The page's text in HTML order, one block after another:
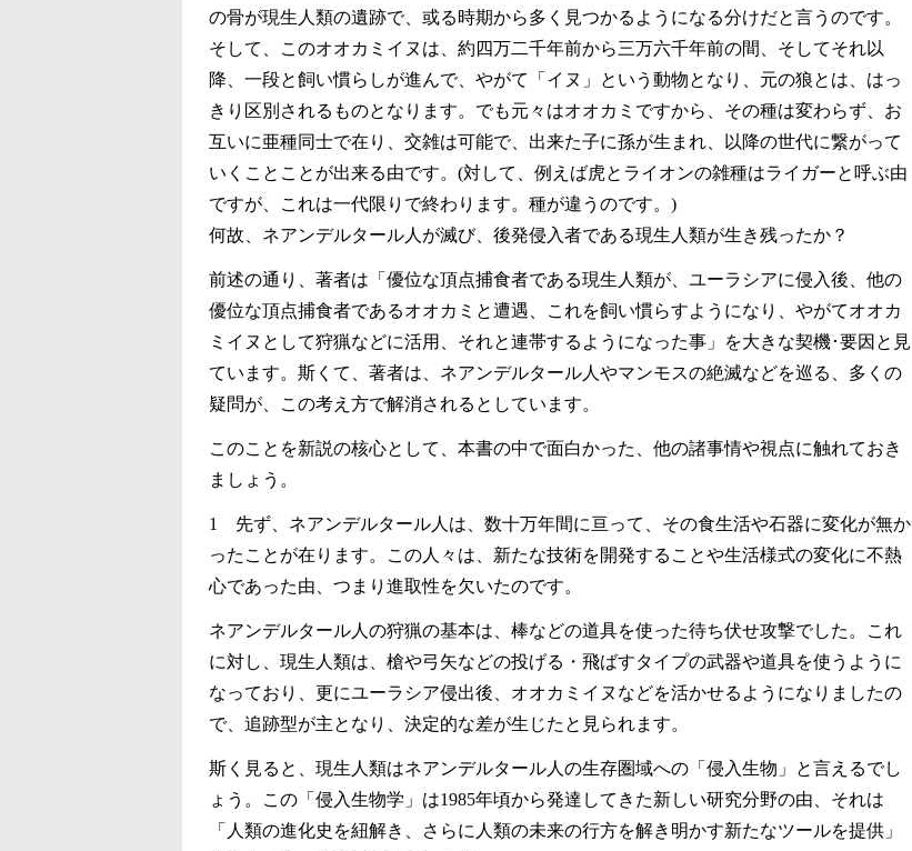
の骨が現生人類の遺跡で、或る時期から多く見つかるようになる分けだと言うのです。
そして、このオオカミイヌは、約四万二千年前から三万六千年前の間、そしてそれ以
降、一段と飼い慣らしが進んで、やがて「イヌ」という動物となり、元の狼とは、はっ
きり区別されるものとなります。でも元々はオオカミですから、その種は変わらず、お
互いに亜種同士で在り、交雑は可能で、出来た子に孫が生まれ、以降の世代に繋がって
いくことことが出来る由です。(対して、例えば虎とライオンの雑種はライガーと呼ぶ由
ですが、これは一代限りで終わります。種が違うのです。)
何故、ネアンデルタール人が滅び、後発侵入者である現生人類が生き残ったか？
前述の通り、著者は「優位な頂点捕食者である現生人類が、ユーラシアに侵入後、他の
優位な頂点捕食者であるオオカミと遭遇、これを飼い慣らすようになり、やがてオオカ
ミイヌとして狩猟などに活用、それと連帯するようになった事」を大きな契機･要因と見
ています。斯くて、著者は、ネアンデルタール人やマンモスの絶滅などを巡る、多くの
疑問が、この考え方で解消されるとしています。
このことを新説の核心として、本書の中で面白かった、他の諸事情や視点に触れておき
ましょう。
1 先ず、ネアンデルタール人は、数十万年間に亘って、その食生活や石器に変化が無か
ったことが在ります。この人々は、新たな技術を開発することや生活様式の変化に不熱
心であった由、つまり進取性を欠いたのです。
ネアンデルタール人の狩猟の基本は、棒などの道具を使った待ち伏せ攻撃でした。これ
に対し、現生人類は、槍や弓矢などの投げる・飛ばすタイプの武器や道具を使うように
なっており、更にユーラシア侵出後、オオカミイヌなどを活かせるようになりましたの
で、追跡型が主となり、決定的な差が生じたと見られます。
斯く見ると、現生人類はネアンデルタール人の生存圏域への「侵入生物」と言えるでし
ょう。この「侵入生物学」は1985年頃から発達してきた新しい研究分野の由、それは
「人類の進化史を紐解き、さらに人類の未来の行方を解き明かす新たなツールを提供」